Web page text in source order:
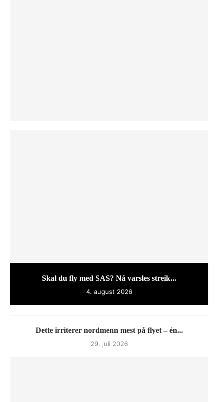
Skal du fly med SAS? Nå varsles streik...
4. august 2026
Dette irriterer nordmenn mest på flyet – én...
29. juli 2026